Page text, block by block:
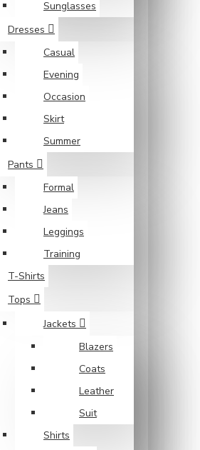
Sunglasses
Dresses
Casual
Evening
Occasion
Skirt
Summer
Pants
Formal
Jeans
Leggings
Training
T-Shirts
Tops
Jackets
Blazers
Coats
Leather
Suit
Shirts